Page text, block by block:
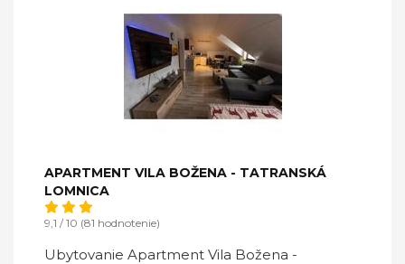
APARTMENT VILA BOŽENA - TATRANSKÁ
LOMNICA
9,1 / 10 (81 hodnotenie)
Ubytovanie Apartment Vila Božena -